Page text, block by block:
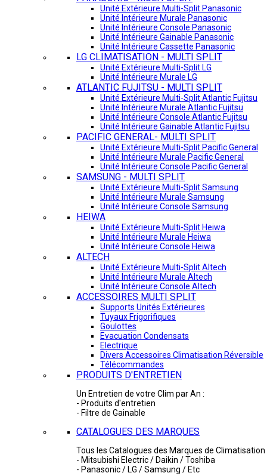
Unité Extérieure Multi-Split Panasonic
Unité Intérieure Murale Panasonic
Unité Intérieure Console Panasonic
Unité Intérieure Gainable Panasonic
Unité Intérieure Cassette Panasonic
LG CLIMATISATION - MULTI SPLIT
Unité Extérieure Multi-Split LG
Unité Intérieure Murale LG
ATLANTIC FUJITSU - MULTI SPLIT
Unité Extérieure Multi-Split Atlantic Fujitsu
Unité Intérieure Murale Atlantic Fujitsu
Unité Intérieure Console Atlantic Fujitsu
Unité Intérieure Gainable Atlantic Fujitsu
PACIFIC GENERAL- MULTI SPLIT
Unité Extérieure Multi-Split Pacific General
Unité Intérieure Murale Pacific General
Unité Intérieure Console Pacific General
SAMSUNG - MULTI SPLIT
Unité Extérieure Multi-Split Samsung
Unité Intérieure Murale Samsung
Unité Intérieure Console Samsung
HEIWA
Unité Extérieure Multi-Split Heiwa
Unité Intérieure Murale Heiwa
Unité Intérieure Console Heiwa
ALTECH
Unité Extérieure Multi-Split Altech
Unité Intérieure Murale Altech
Unité Intérieure Console Altech
ACCESSOIRES MULTI SPLIT
Supports Unités Extérieures
Tuyaux Frigorifiques
Goulottes
Evacuation Condensats
Electrique
Divers Accessoires Climatisation Réversible
Télécommandes
PRODUITS D'ENTRETIEN
Un Entretien de votre Clim par An :
- Produits d'entretien
- Filtre de Gainable
CATALOGUES DES MARQUES
Tous les Catalogues des Marques de Climatisation
- Mitsubishi Electric / Daikin / Toshiba
- Panasonic / LG / Samsung / Etc